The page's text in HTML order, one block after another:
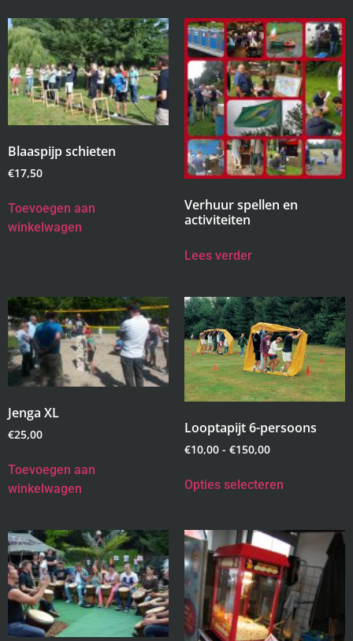
Blaaspijp schieten
€17,50
Toevoegen aan
winkelwagen
Verhuur spellen en
activiteiten
Lees verder
Jenga XL
€25,00
Toevoegen aan
winkelwagen
Looptapijt 6-persoons
€10,00 - €150,00
Opties selecteren